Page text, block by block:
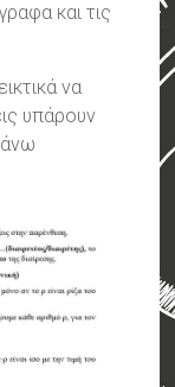
και τις
να
υπάρουν